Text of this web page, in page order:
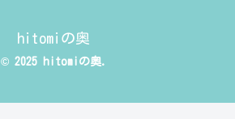
hitomiの奥
© 2025 hitomiの奥.